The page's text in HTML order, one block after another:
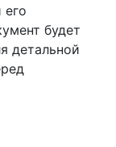
его
будет
детальной